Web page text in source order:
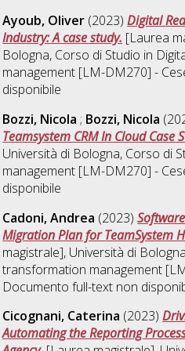
Ayoub, Oliver (2023)Digital
Industry: A case study. [Laurea
Bologna, Corso di Studio in
management [LM-DM270] -
disponibile
Bozzi, Nicola ; Bozzi, Nicola
Teamsystem CRM In Cloud Case
Università di Bologna, Corso di
management [LM-DM270] -
disponibile
Cadoni, Andrea (2023)
Migration Plan for TeamSystem
magistrale], Università di
transformation management
Documento full-text non
Cicognani, Caterina (2023)
Automating the Reporting